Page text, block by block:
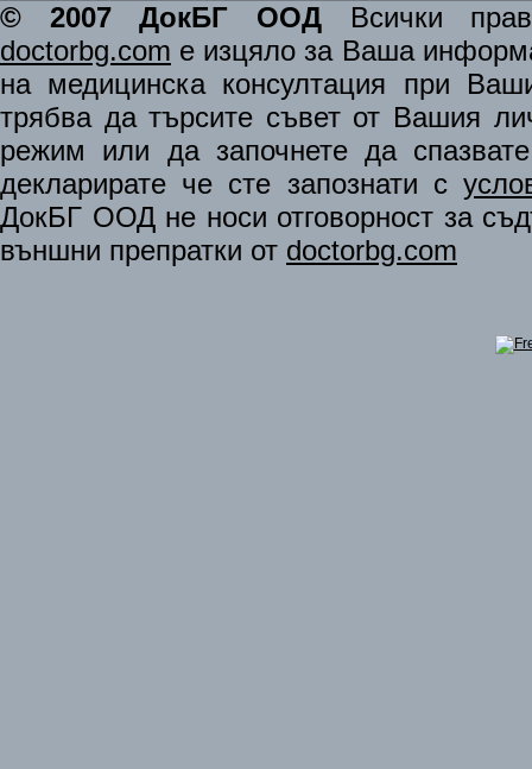
© 2007 ДокБГ ООД Всички
doctorbg.com е изцяло за Ваша
на медицинска консултация при
трябва да търсите съвет от Вашия
режим или да започнете да
декларирате че сте запознати с
ДокБГ ООД не носи отговорност за
външни препратки от doctorbg.com